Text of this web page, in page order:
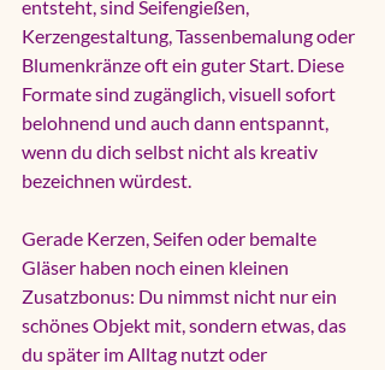
entsteht, sind Seifengießen,
Kerzengestaltung, Tassenbemalung oder
Blumenkränze oft ein guter Start. Diese
Formate sind zugänglich, visuell sofort
belohnend und auch dann entspannt,
wenn du dich selbst nicht als kreativ
bezeichnen würdest.
Gerade Kerzen, Seifen oder bemalte
Gläser haben noch einen kleinen
Zusatzbonus: Du nimmst nicht nur ein
schönes Objekt mit, sondern etwas, das
du später im Alltag nutzt oder